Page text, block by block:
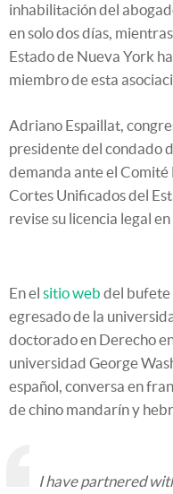
inhabilitación del
en solo dos días,
Estado de Nueva York
miembro de esta
Adriano Espaillat,
presidente del condado
demanda ante el
Cortes Unificados del
revise su licencia legal
En el sitio web del bufete
egresado de la
doctorado en Derecho
universidad George
español, conversa en
de chino mandarín y
I have partnered